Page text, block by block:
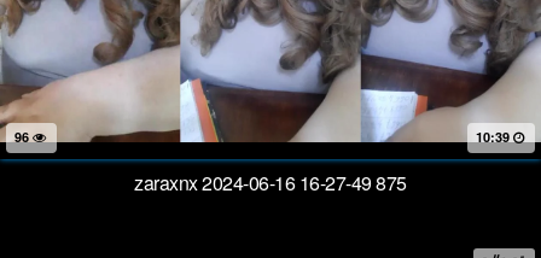
10:39
zaraxnx 2024-06-16 16-27-49 875